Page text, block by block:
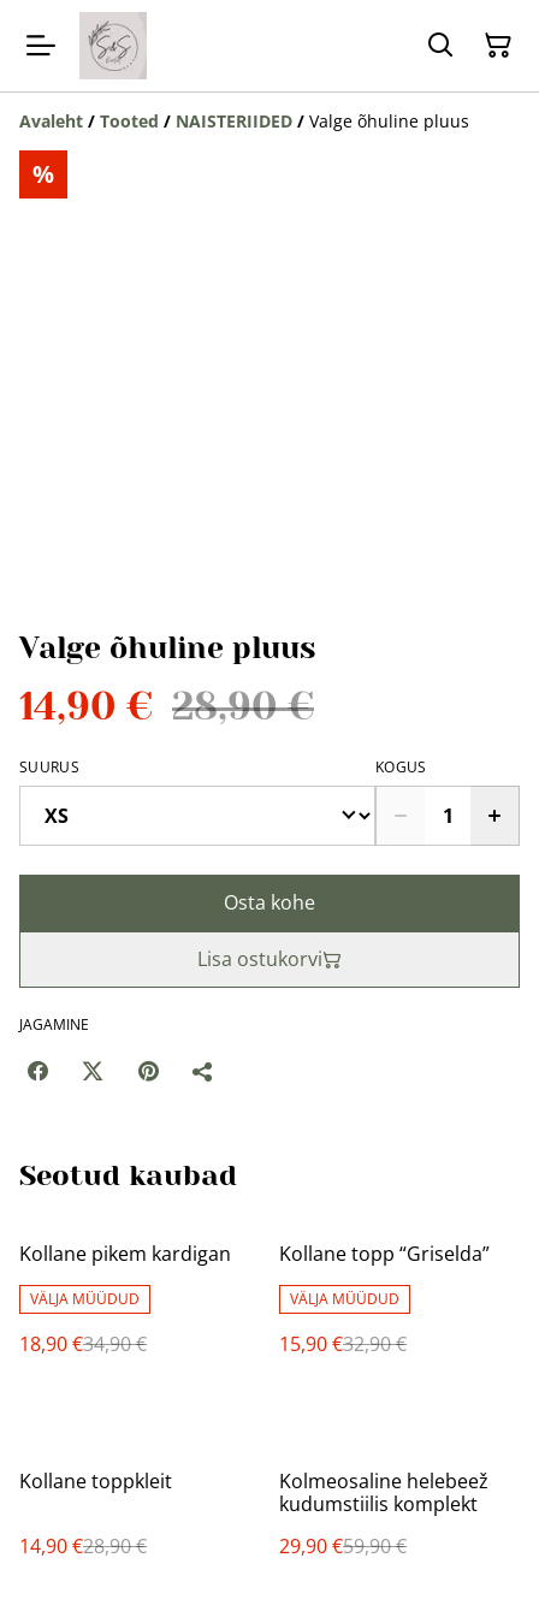
Avaleht / Tooted / NAISTERIIDED / Valge õhuline pluus
%
Valge õhuline pluus
14,90 € 28,90 €
SUURUS KOGUS
Osta kohe
Lisa ostukorvi
JAGAMINE
Seotud kaubad
%
Kollane pikem kardigan
VÄLJA MÜÜDUD
18,90 €34,90 €
%
Kollane topp “Griselda”
VÄLJA MÜÜDUD
15,90 €32,90 €
%
Kollane toppkleit
14,90 €28,90 €
%
Kolmeosaline helebeež
kudumstiilis komplekt
29,90 €59,90 €